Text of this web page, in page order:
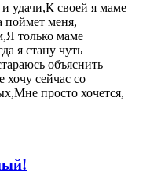
удачи,К своей я маме
поймет меня,
только маме
я стану чуть
объяснить
сейчас со
просто хочется,